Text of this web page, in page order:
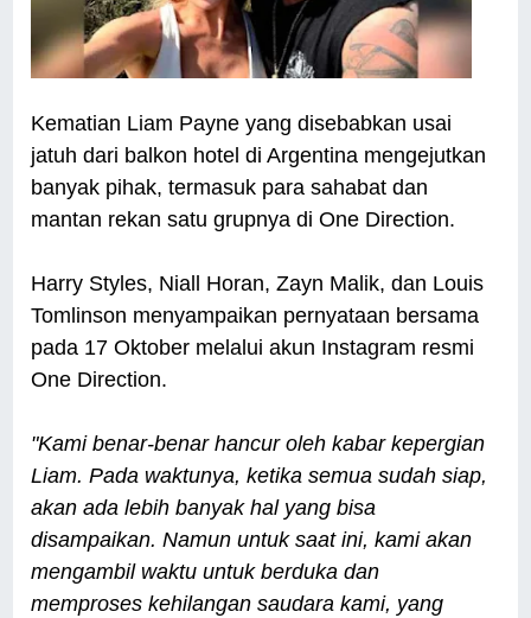
Kematian Liam Payne yang disebabkan usai
jatuh dari balkon hotel di Argentina mengejutkan
banyak pihak, termasuk para sahabat dan
mantan rekan satu grupnya di One Direction.
Harry Styles, Niall Horan, Zayn Malik, dan Louis
Tomlinson menyampaikan pernyataan bersama
pada 17 Oktober melalui akun Instagram resmi
One Direction.
"Kami benar-benar hancur oleh kabar kepergian
Liam. Pada waktunya, ketika semua sudah siap,
akan ada lebih banyak hal yang bisa
disampaikan. Namun untuk saat ini, kami akan
mengambil waktu untuk berduka dan
memproses kehilangan saudara kami, yang